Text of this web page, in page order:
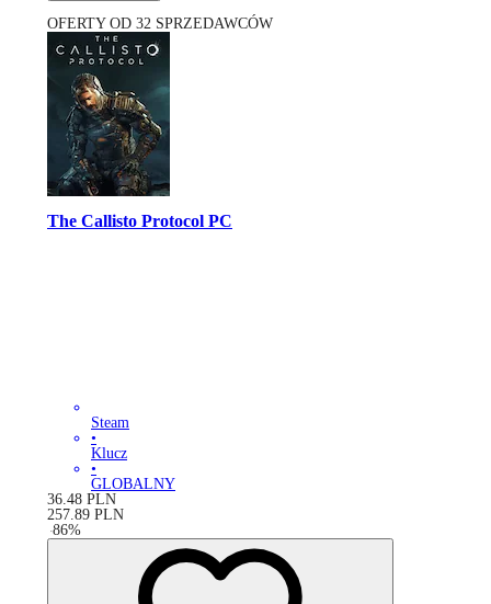
OFERTY OD 32 SPRZEDAWCÓW
The Callisto Protocol PC
Steam
•
Klucz
•
GLOBALNY
36.48 PLN
257.89 PLN
-86%